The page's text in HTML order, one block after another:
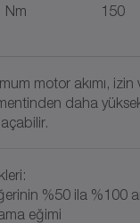
Nm 150
motor akımı, izin
daha
%50 ila %100
eğimi